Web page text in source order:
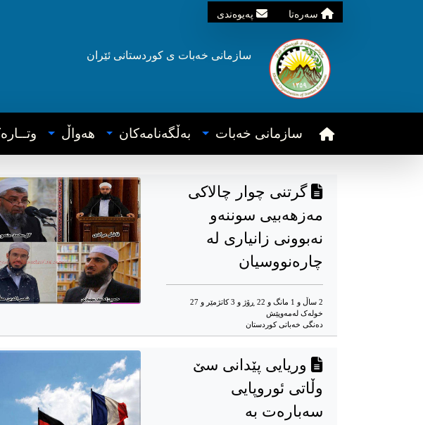
سه‌ره‌تا په‌یوه‌ندی
سازمانی خه‌بات ی کوردستانی ئێران
سازمانی خه‌بات به‌ڵگه‌نامه‌کان هه‌واڵ
گرتنی چوار چالاکی
مەزهەبیی سوننەو
نەبوونی زانیاری لە
چارەنووسیان
2 ساڵ و 1 مانگ و 22 ڕۆژ و 3 کاتژمێر و 27
خوله‌ک له‌مه‌وپێش‌
دەنگی خەباتی کوردستان
وریایی پێدانی سێ
وڵاتی ئوروپایی
سەبارەت بە